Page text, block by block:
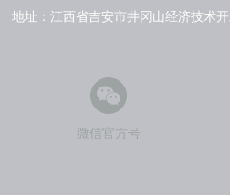
地址：江西省吉安市井冈山经济技术
微信官方号